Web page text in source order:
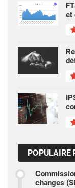
et
POPULAIRE
changes